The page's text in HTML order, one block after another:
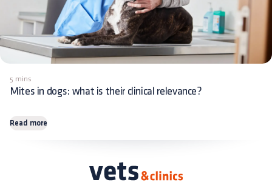
5 mins
Mites in dogs: what is their clinical relevance?
Read more